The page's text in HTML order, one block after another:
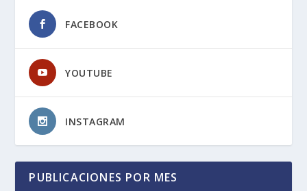
FACEBOOK
YOUTUBE
INSTAGRAM
PUBLICACIONES POR MES